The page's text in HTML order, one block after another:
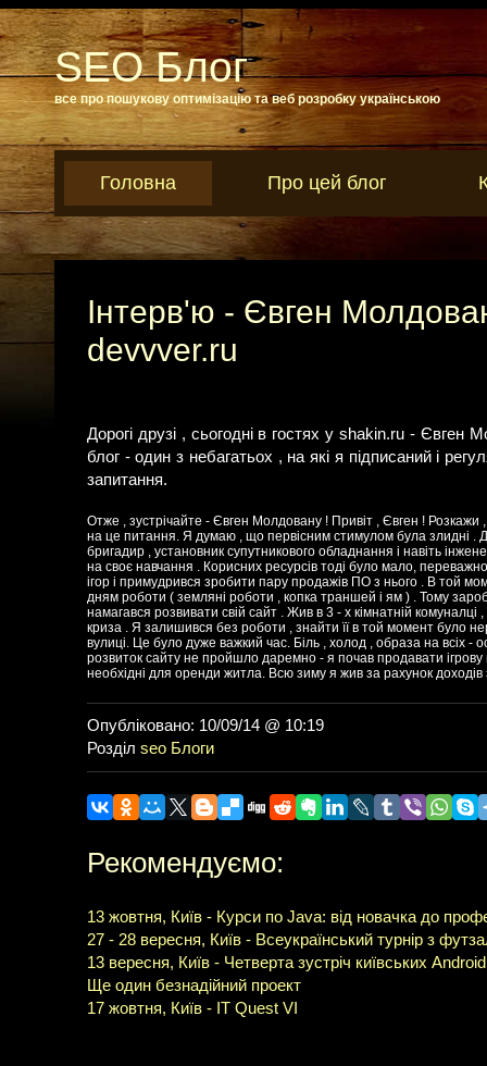
SEO Блог
все про пошукову оптимізацію та веб розробку українською
Головна Про цей блог
Інтерв'ю - Євген
devvver.ru
Дорогі друзі , сьогодні в гостях у shakin.ru - Євген
блог - один з небагатьох , на які я підписаний і
запитання.
Отже , зустрічайте - Євген Молдовану ! Привіт , Євген !
на це питання. Я думаю , що первісним стимулом була злидні .
бригадир , установник супутникового обладнання і навіть
на своє навчання . Корисних ресурсів тоді було мало,
ігор і примудрився зробити пару продажів ПО з нього . В той
дням роботи ( земляні роботи , копка траншей і ям ) . Тому
намагався розвивати свій сайт . Жив в 3 - х кімнатній
криза . Я залишився без роботи , знайти її в той момент було
вулиці. Це було дуже важкий час. Біль , холод , образа на всіх
розвиток сайту не пройшло даремно - я почав продавати ігрову
необхідні для оренди житла. Всю зиму я жив за рахунок
Опубліковано: 10/09/14 @ 10:19
Розділ seo Блоги
Рекомендуємо:
13 жовтня, Київ - Курси по Java: від новачка до
27 - 28 вересня, Київ - Всеукраїнський турнір з
13 вересня, Київ - Четверта зустріч київських
Ще один безнадійний проект
17 жовтня, Київ - IT Quest VI